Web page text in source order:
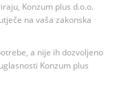
Konzum plus d.o.o.
na vaša zakonska
a nije ih dozvoljeno
Konzum plus